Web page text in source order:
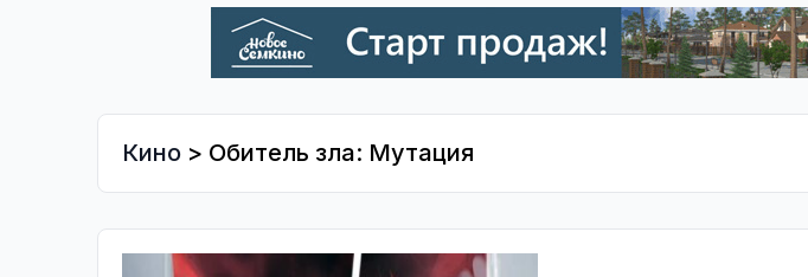
Кино > Обитель зла: Мутация